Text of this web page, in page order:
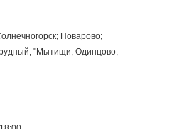
Поварово;
"Мытищи; Одинцово;